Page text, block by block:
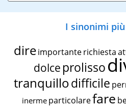
I sinonimi
dire importante richiesta
dolce prolisso
tranquillodifficile
inerme particolarefare